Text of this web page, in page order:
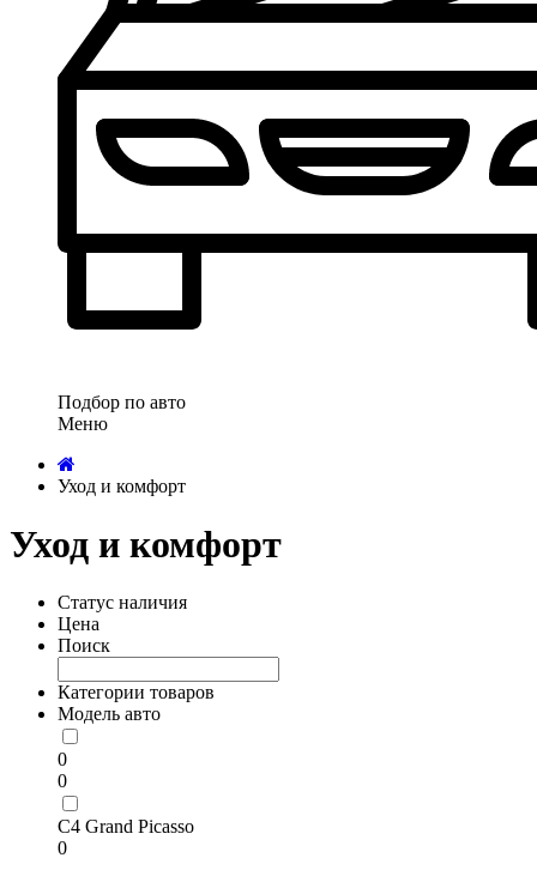
Подбор по авто
Меню
Уход и комфорт
Уход и комфорт
Статус наличия
Цена
Поиск
Категории товаров
Модель авто
0
0
C4 Grand Picasso
0